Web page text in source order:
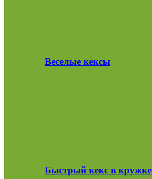
Веселые кексы
Быстрый кекс в кружке